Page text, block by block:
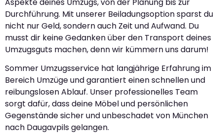
Durchführung. Mit unserer Beiladungsoption sparst du
nicht nur Geld, sondern auch Zeit und Aufwand. Du
musst dir keine Gedanken über den Transport deines
Umzugsguts machen, denn wir kümmern uns darum!
Sommer Umzugsservice hat langjährige Erfahrung im
Bereich Umzüge und garantiert einen schnellen und
reibungslosen Ablauf. Unser professionelles Team
sorgt dafür, dass deine Möbel und persönlichen
Gegenstände sicher und unbeschadet von München
nach Daugavpils gelangen.